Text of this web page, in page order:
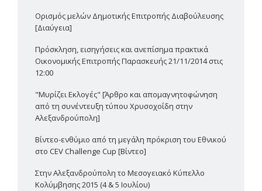
Ορισμός μελών Δημοτικής Επιτροπής Διαβούλευσης
[Διαύγεια]
Πρόσκληση, εισηγήσεις και ανεπίσημα πρακτικά
Οικονομικής Επιτροπής Παρασκευής 21/11/2014 στις
12:00
"Μυρίζει Εκλογές" [Άρθρο και απομαγνητοφώνηση
από τη συνέντευξη τύπου Χρυσοχοΐδη στην
Αλεξανδρούπολη]
Βίντεο-ενθύμιο από τη μεγάλη πρόκριση του Εθνικού
στο CEV Challenge Cup [Βίντεο]
Στην Αλεξανδρούπολη το Μεσογειακό Κύπελλο
Κολύμβησης 2015 (4 & 5 Ιουλίου)